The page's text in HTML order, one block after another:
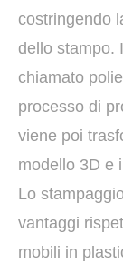
costringendo
dello stampo.
chiamato
processo di
viene poi
modello 3D e
Lo
vantaggi
mobili in